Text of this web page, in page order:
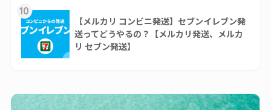
10
【メルカリ コンビニ発送】セブンイレブン発
送ってどうやるの？【メルカリ発送、メルカ
リ セブン発送】